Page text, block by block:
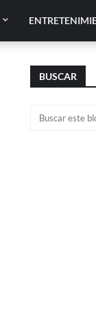
BUSCAR